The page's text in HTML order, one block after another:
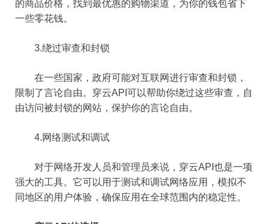
的商品价格，找到最优惠的购物渠道，为你的钱包省下
一些零花钱。
3.绕过审查和封锁
在一些国家，政府可能对互联网进行审查和封锁，
限制了言论自由。穿云API可以帮助你绕过这些审查，自
由访问被封锁的网站，保护你的言论自由。
4.网络测试和调试
对于网络开发人员和管理员来说，穿云API也是一项
强大的工具。它可以用于测试和调试网络应用，模拟不
同地区的用户体验，确保应用在全球范围内的稳定性。